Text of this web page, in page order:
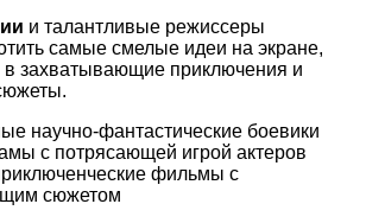
и талантливые режиссеры
самые смелые идеи на экране,
в захватывающие приключения и
научно-фантастические боевики
с потрясающей игрой актеров
фильмы с
сюжетом